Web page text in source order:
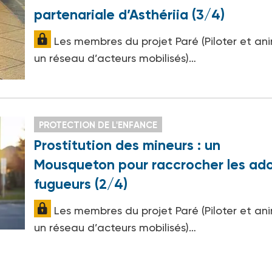
partenariale d’Asthériia (3/4)
Les membres du projet Paré (Piloter et
un réseau d’acteurs mobilisés)…
PROTECTION DE L'ENFANCE
Prostitution des mineurs : un
Mousqueton pour raccrocher les
fugueurs (2/4)
Les membres du projet Paré (Piloter et
un réseau d’acteurs mobilisés)…